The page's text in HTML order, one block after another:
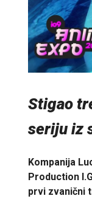
Stigao
seriju iz
Kompanija
Production
prvi zvanični